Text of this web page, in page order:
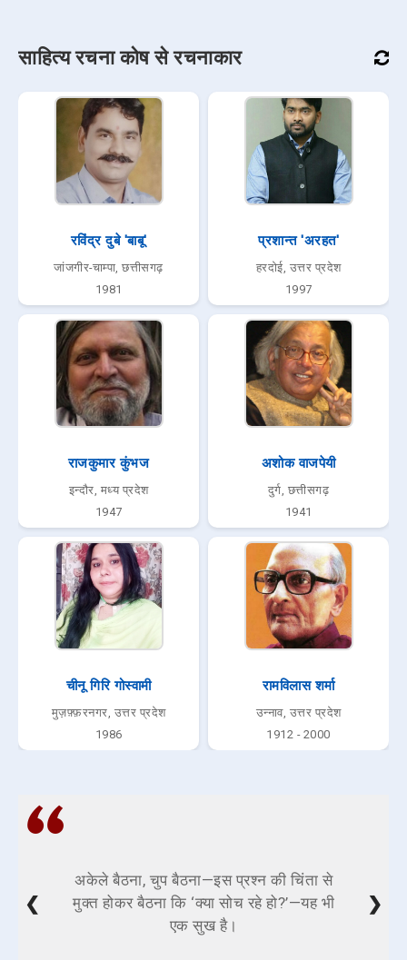
साहित्य रचना कोष से रचनाकार
रविंद्र दुबे 'बाबू'
जांजगीर-चाम्पा, छत्तीसगढ़
1981
प्रशान्त 'अरहत'
हरदोई, उत्तर प्रदेश
1997
राजकुमार कुंभज
इन्दौर, मध्य प्रदेश
1947
अशोक वाजपेयी
दुर्ग, छत्तीसगढ़
1941
चीनू गिरि गोस्वामी
मुज़फ़्फ़रनगर, उत्तर प्रदेश
1986
रामविलास शर्मा
उन्नाव, उत्तर प्रदेश
1912 - 2000
अकेले बैठना, चुप बैठना—इस प्रश्न की चिंता से
मुक्त होकर बैठना कि ‘क्या सोच रहे हो?’—यह भी
एक सुख है।
❮ ❯